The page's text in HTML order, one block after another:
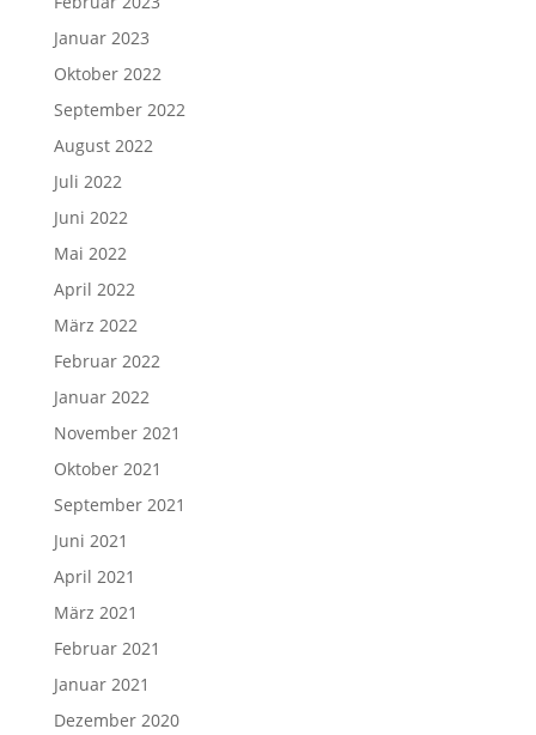
Januar 2023
Oktober 2022
September 2022
August 2022
Juli 2022
Juni 2022
Mai 2022
April 2022
März 2022
Februar 2022
Januar 2022
November 2021
Oktober 2021
September 2021
Juni 2021
April 2021
März 2021
Februar 2021
Januar 2021
Dezember 2020